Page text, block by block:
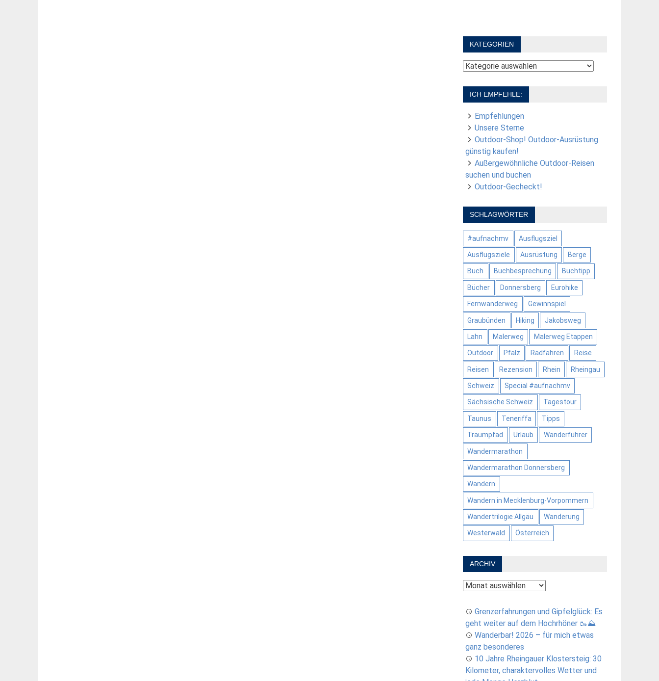
KATEGORIEN
Kategorien
ICH EMPFEHLE:
Empfehlungen
Unsere Sterne
Outdoor-Shop! Outdoor-Ausrüstung
günstig kaufen!
Außergewöhnliche Outdoor-Reisen
suchen und buchen
Outdoor-Gecheckt!
SCHLAGWÖRTER
#aufnachmv Ausflugsziel
Ausflugsziele Ausrüstung Berge
Buch Buchbesprechung Buchtipp
Bücher Donnersberg Eurohike
Fernwanderweg Gewinnspiel
Graubünden Hiking Jakobsweg
Lahn Malerweg Malerweg Etappen
Outdoor Pfalz Radfahren Reise
Reisen Rezension Rhein Rheingau
Schweiz Special #aufnachmv
Sächsische Schweiz Tagestour
Taunus Teneriffa Tipps
Traumpfad Urlaub Wanderführer
Wandermarathon
Wandermarathon Donnersberg
Wandern
Wandern in Mecklenburg-Vorpommern
Wandertrilogie Allgäu Wanderung
Westerwald Österreich
ARCHIV
Archiv
Grenzerfahrungen und Gipfelglück: Es
geht weiter auf dem Hochrhöner 🥾⛰️
Wanderbar! 2026 – für mich etwas
ganz besonderes
10 Jahre Rheingauer Klostersteig: 30
Kilometer, charaktervolles Wetter und